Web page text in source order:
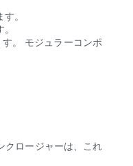
。
。 モジュラーコンポ
クロージャーは、これ